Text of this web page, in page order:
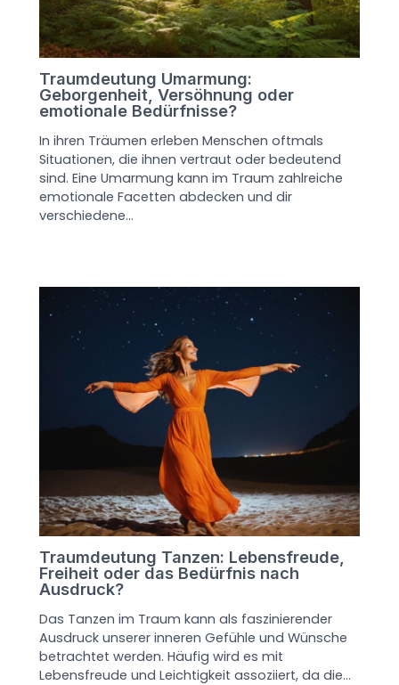
Traumdeutung Umarmung:
Geborgenheit, Versöhnung oder
emotionale Bedürfnisse?
In ihren Träumen erleben Menschen oftmals
Situationen, die ihnen vertraut oder bedeutend
sind. Eine Umarmung kann im Traum zahlreiche
emotionale Facetten abdecken und dir
verschiedene…
Traumdeutung Tanzen: Lebensfreude,
Freiheit oder das Bedürfnis nach
Ausdruck?
Das Tanzen im Traum kann als faszinierender
Ausdruck unserer inneren Gefühle und Wünsche
betrachtet werden. Häufig wird es mit
Lebensfreude und Leichtigkeit assoziiert, da die…